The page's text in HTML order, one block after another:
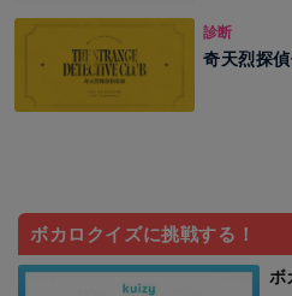
診断
奇天烈探
ボカロクイズに挑戦する！
ボ